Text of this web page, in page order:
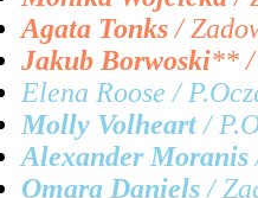
Agata Tonks/
Jakub Borwoski** /
Elena Roose /
Molly Volheart/
Alexander Moranis
Omara Daniels/